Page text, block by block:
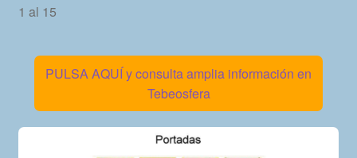
1 al 15
PULSA AQUÍ y consulta amplia información en
Tebeosfera